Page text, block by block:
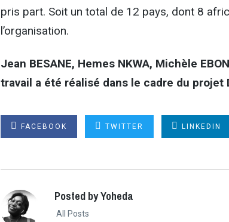
pris part. Soit un total de 12 pays, dont 8
l’organisation.
Jean BESANE, Hemes NKWA, Michèle
travail a été réalisé dans le cadre du projet
FACEBOOK TWITTER LINKEDIN
Posted by Yoheda
All Posts